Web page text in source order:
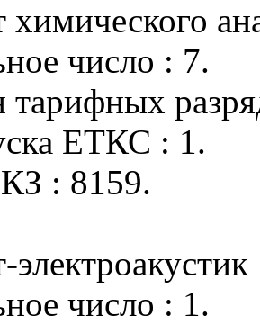
химического
число : 7.
тарифных
ЕТКС : 1.
: 8159.
число : 1.